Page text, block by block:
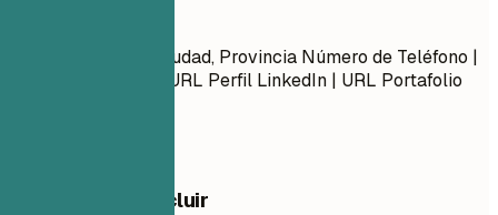
Nombre Apellido Ciudad, Provincia Número de Teléfono |
Correo Electrónico URL Perfil LinkedIn | URL Portafolio
Qué conviene incluir